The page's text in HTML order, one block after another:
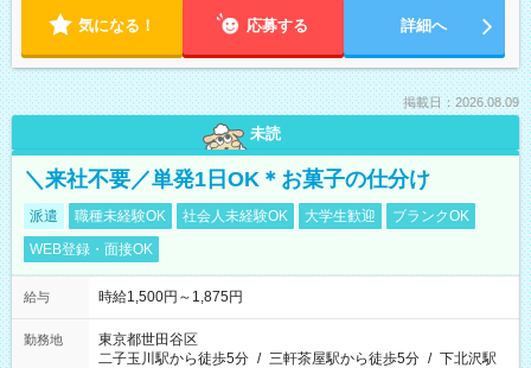
気になる！ 応募する 詳細へ
掲載日：2026.08.09
未読
＼来社不要／単発1日OK＊お菓子の仕分け
派遣 職種未経験OK 社会人未経験OK 大学生歓迎
ブランクOK
WEB登録・面接OK
給与 時給1,500円～1,875円
勤務地
東京都世田谷区
二子玉川駅から徒歩5分 / 三軒茶屋駅から徒歩5分 / 下北沢駅